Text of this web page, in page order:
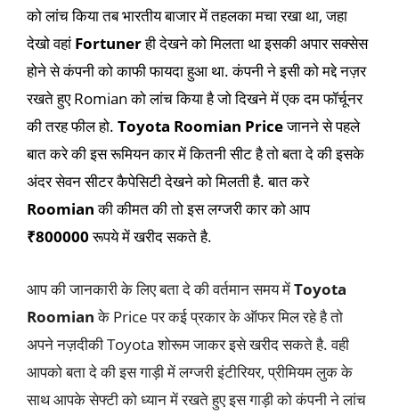
को लांच किया तब भारतीय बाजार में तहलका मचा रखा था, जहा
देखो वहां Fortunerही देखने को मिलता था इसकी अपार सक्सेस
होने से कंपनी को काफी फायदा हुआ था. कंपनी ने इसी को मद्दे नज़र
रखते हुए Romian को लांच किया है जो दिखने में एक दम फॉर्चूनर
की तरह फील हो. Toyota Roomian Priceजानने से पहले
बात करे की इस रूमियन कार में कितनी सीट है तो बता दे की इसके
अंदर सेवन सीटर कैपेसिटी देखने को मिलती है. बात करे
Roomianकी कीमत की तो इस लग्जरी कार को आप
₹800000रूपये में खरीद सकते है.
आप की जानकारी के लिए बता दे की वर्तमान समय मेंToyota
Roomianके Price पर कई प्रकार के ऑफर मिल रहे है तो
अपने नज़दीकी Toyota शोरूम जाकर इसे खरीद सकते है. वही
आपको बता दे की इस गाड़ी में लग्जरी इंटीरियर, प्रीमियम लुक के
साथ आपके सेफ्टी को ध्यान में रखते हुए इस गाड़ी को कंपनी ने लांच